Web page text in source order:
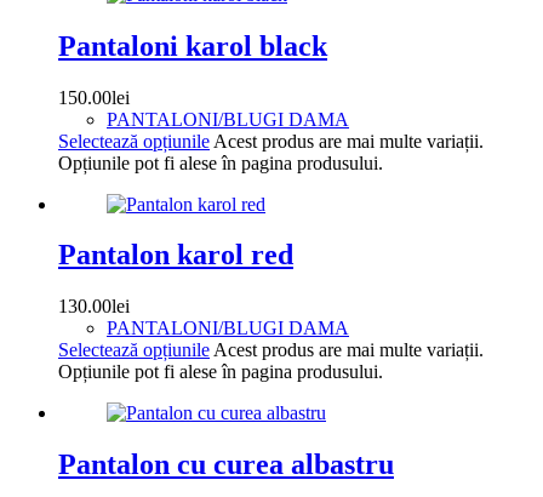
Pantaloni karol black
150.00lei
PANTALONI/BLUGI DAMA
Selectează opțiunile Acest produs are mai multe variații.
Opțiunile pot fi alese în pagina produsului.
Pantalon karol red
130.00lei
PANTALONI/BLUGI DAMA
Selectează opțiunile Acest produs are mai multe variații.
Opțiunile pot fi alese în pagina produsului.
Pantalon cu curea albastru